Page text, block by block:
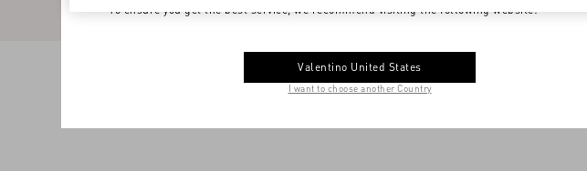
To ensure you get the best service, we recommend visiting the following website:
Valentino United States
I want to choose another Country